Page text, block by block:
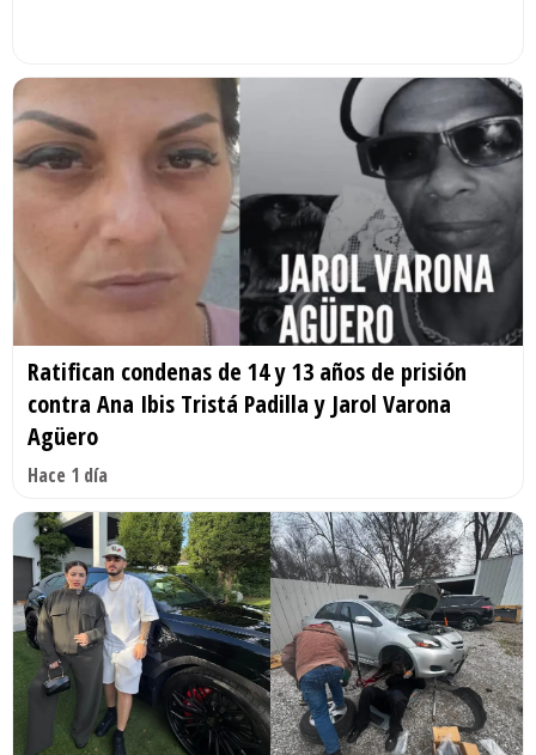
Ratifican condenas de 14 y 13 años de prisión
contra Ana Ibis Tristá Padilla y Jarol Varona
Agüero
Hace 1 día